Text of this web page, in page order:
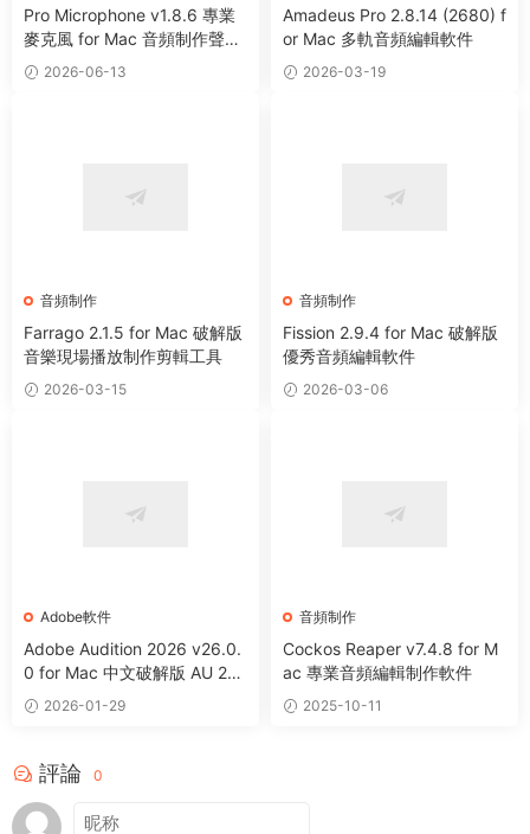
Pro Microphone v1.8.6 專業
麥克風 for Mac 音頻制作聲音
處理工具
2026-06-13
Amadeus Pro 2.8.14 (2680) f
or Mac 多軌音頻編輯軟件
2026-03-19
音頻制作
Farrago 2.1.5 for Mac 破解版
音樂現場播放制作剪輯工具
2026-03-15
音頻制作
Fission 2.9.4 for Mac 破解版
優秀音頻編輯軟件
2026-03-06
Adobe軟件
Adobe Audition 2026 v26.0.
0 for Mac 中文破解版 AU 202
6 音頻編輯處理軟件
2026-01-29
音頻制作
Cockos Reaper v7.4.8 for M
ac 專業音頻編輯制作軟件
2025-10-11
評論 0